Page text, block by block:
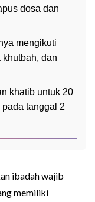
dosa dan
mengikuti
dan
khatib untuk 20
tanggal 2
ibadah wajib
memiliki